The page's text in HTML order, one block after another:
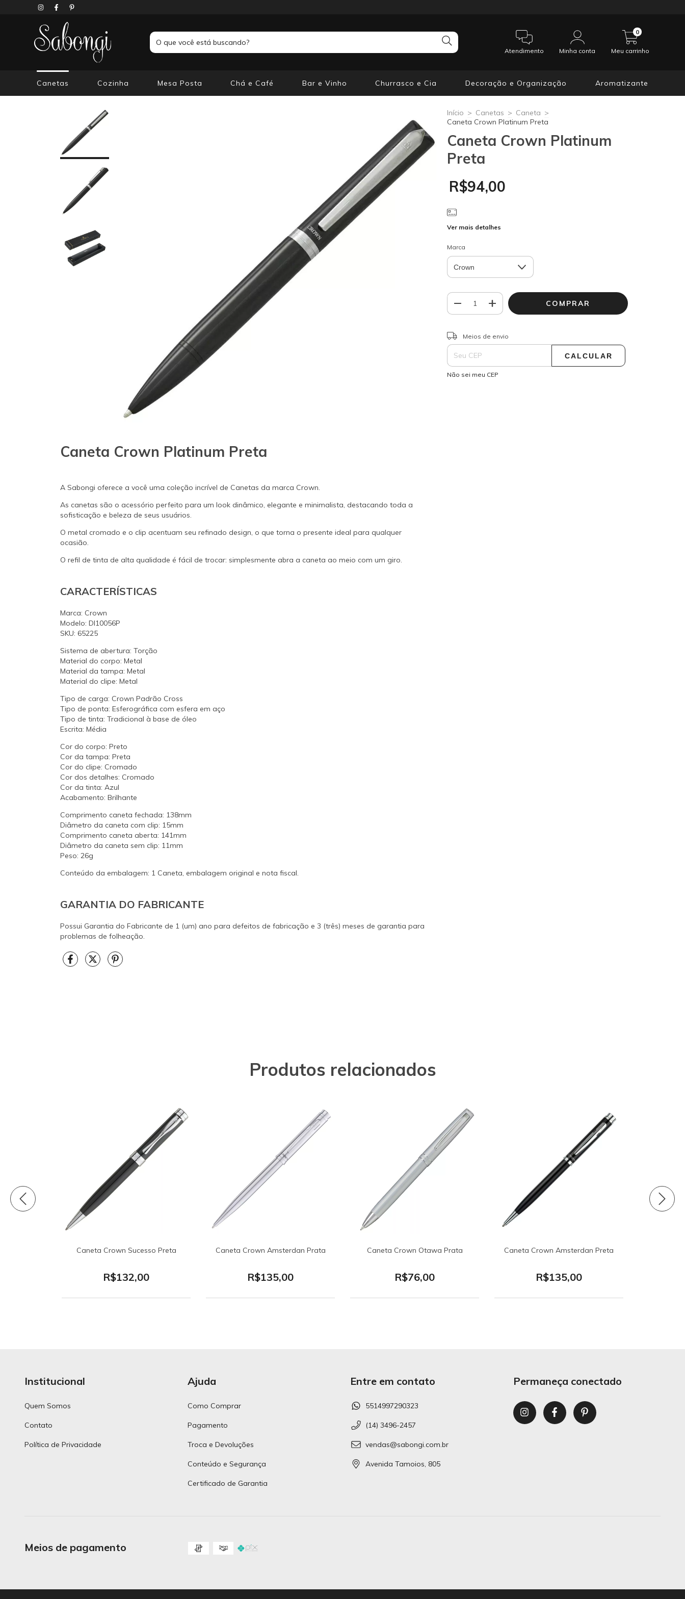
Atendimento Minha conta Meu carrinho
0
Canetas Cozinha Mesa Posta Chá e Café Bar e Vinho Churrasco e Cia Decoração e Organização Aromatizante
Caneta Crown Platinum Preta
A Sabongi oferece a você uma coleção incrível de Canetas da marca Crown.
As canetas são o acessório perfeito para um look dinâmico, elegante e minimalista, destacando toda a
sofisticação e beleza de seus usuários.
O metal cromado e o clip acentuam seu refinado design, o que torna o presente ideal para qualquer
ocasião.
O refil de tinta de alta qualidade é fácil de trocar: simplesmente abra a caneta ao meio com um giro.
CARACTERÍSTICAS
Marca: Crown
Modelo: DI10056P
SKU: 65225
Sistema de abertura: Torção
Material do corpo: Metal
Material da tampa: Metal
Material do clipe: Metal
Tipo de carga: Crown Padrão Cross
Tipo de ponta: Esferográfica com esfera em aço
Tipo de tinta: Tradicional à base de óleo
Escrita: Média
Cor do corpo: Preto
Cor da tampa: Preta
Cor do clipe: Cromado
Cor dos detalhes: Cromado
Cor da tinta: Azul
Acabamento: Brilhante
Comprimento caneta fechada: 138mm
Diâmetro da caneta com clip: 15mm
Comprimento caneta aberta: 141mm
Diâmetro da caneta sem clip: 11mm
Peso: 26g
Conteúdo da embalagem: 1 Caneta, embalagem original e nota fiscal.
GARANTIA DO FABRICANTE
Possui Garantia do Fabricante de 1 (um) ano para defeitos de fabricação e 3 (três) meses de garantia para
problemas de folheação.
Início > Canetas > Caneta >
Caneta Crown Platinum Preta
Caneta Crown Platinum
Preta
R$94,00
Ver mais detalhes
Marca
Entregas para o CEP:
Meios de envio
CALCULAR
Não sei meu CEP
Produtos relacionados
Caneta Crown Sucesso Preta
R$132,00
Caneta Crown Amsterdan Prata
R$135,00
Caneta Crown Otawa Prata
R$76,00
Caneta Crown Amsterdan Preta
R$135,00
Institucional
Quem Somos
Contato
Política de Privacidade
Ajuda
Como Comprar
Pagamento
Troca e Devoluções
Conteúdo e Segurança
Certificado de Garantia
Entre em contato
5514997290323
(14) 3496-2457
vendas@sabongi.com.br
Avenida Tamoios, 805
Permaneça conectado
Meios de pagamento